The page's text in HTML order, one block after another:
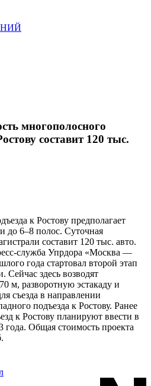
многополосного
составит 120 тыс.
к Ростову предполагает
до 6–8 полос. Суточная
составит 120 тыс. авто.
служба Упрдора «Москва —
года стартовал второй этап
Сейчас здесь возводят
м, разворотную эстакаду и
съезда в направлении
подъезда к Ростову. Ранее
к Ростову планируют ввести в
года. Общая стоимость проекта